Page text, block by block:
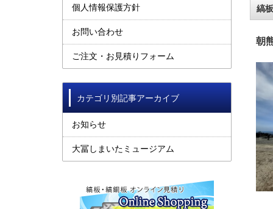
縞
朝
個人情報保護方針
お問い合わせ
ご注文・お見積りフォーム
カテゴリ別記事アーカイブ
お知らせ
大冨しまいたミュージアム